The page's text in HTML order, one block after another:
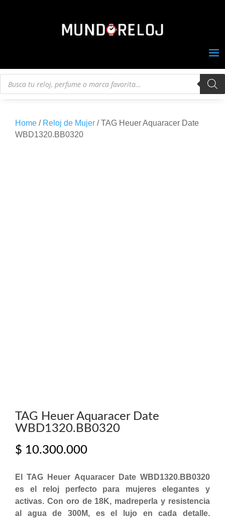
Búsqueda
Home / Reloj de Mujer / TAG Heuer Aquaracer Date
WBD1320.BB0320
TAG Heuer Aquaracer Date
WBD1320.BB0320
$ 10.300.000
El TAG Heuer Aquaracer Date WBD1320.BB0320
es el reloj perfecto para mujeres elegantes y
activas. Con oro de 18K, madreperla y resistencia
al agua de 300M, es el lujo en cada detalle.